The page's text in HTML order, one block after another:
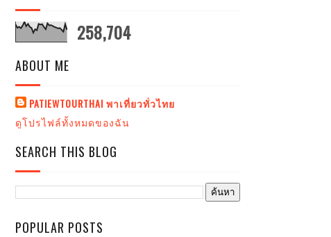
258,704
ABOUT ME
PATIEWTOURTHAI พาเที่ยวทั่วไทย
ดูโปรไฟล์ทั้งหมดของฉัน
SEARCH THIS BLOG
POPULAR POSTS